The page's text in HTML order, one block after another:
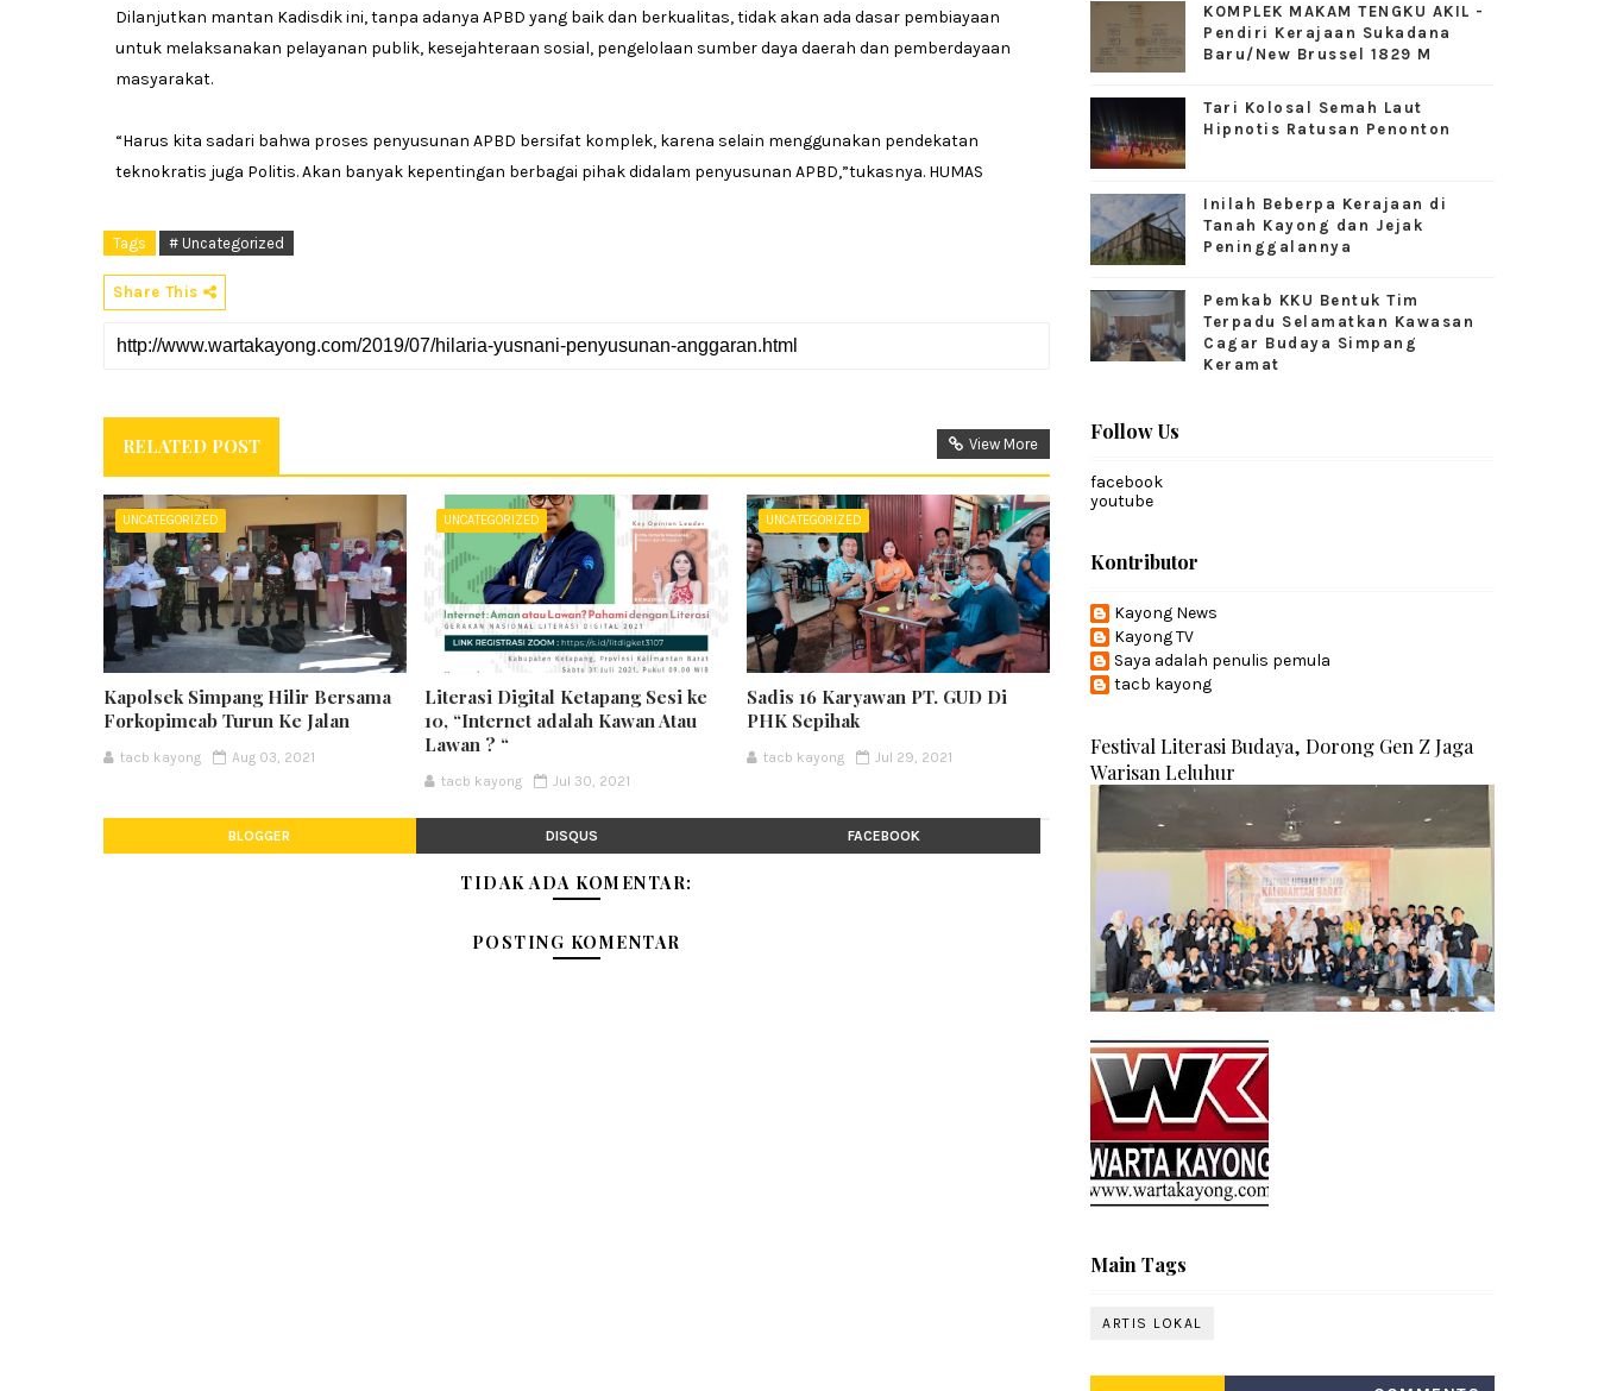
Dilanjutkan mantan Kadisdik ini, tanpa adanya APBD yang baik dan berkualitas, tidak akan ada dasar pembiayaan
untuk melaksanakan pelayanan publik, kesejahteraan sosial, pengelolaan sumber daya daerah dan pemberdayaan
masyarakat.
“Harus kita sadari bahwa proses penyusunan APBD bersifat komplek, karena selain menggunakan pendekatan
teknokratis juga Politis. Akan banyak kepentingan berbagai pihak didalam penyusunan APBD,”tukasnya. HUMAS
Tags # Uncategorized
Share This
RELATED POST View More
UNCATEGORIZED
Kapolsek Simpang Hilir Bersama
Forkopimcab Turun Ke Jalan
tacb kayong Aug 03, 2021
UNCATEGORIZED
Literasi Digital Ketapang Sesi ke
10, “Internet adalah Kawan Atau
Lawan ? “
tacb kayong Jul 30, 2021
UNCATEGORIZED
Sadis 16 Karyawan PT. GUD Di
PHK Sepihak
tacb kayong Jul 29, 2021
BLOGGER DISQUS FACEBOOK
TIDAK ADA KOMENTAR:
POSTING KOMENTAR
KOMPLEK MAKAM TENGKU AKIL -
Pendiri Kerajaan Sukadana
Baru/New Brussel 1829 M
Tari Kolosal Semah Laut
Hipnotis Ratusan Penonton
Inilah Beberpa Kerajaan di
Tanah Kayong dan Jejak
Peninggalannya
Pemkab KKU Bentuk Tim
Terpadu Selamatkan Kawasan
Cagar Budaya Simpang
Keramat
Follow Us
facebook
youtube
Kontributor
Kayong News
Kayong TV
Saya adalah penulis pemula
tacb kayong
Festival Literasi Budaya, Dorong Gen Z Jaga
Warisan Leluhur
Main Tags
ARTIS LOKAL